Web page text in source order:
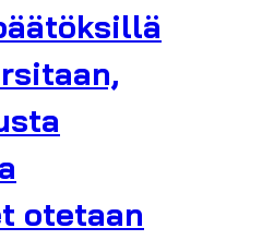
otetaan